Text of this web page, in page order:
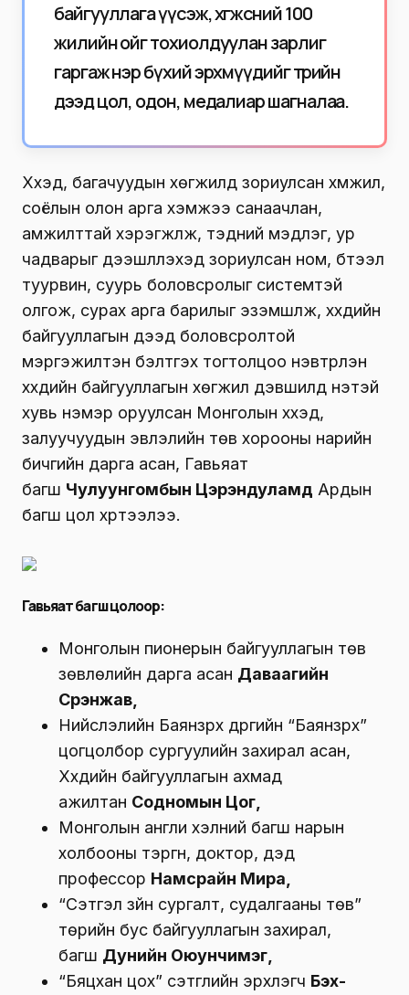
байгууллага үүсэж, хөгжсөний 100
жилийн ойг тохиолдуулан зарлиг
гаргаж нэр бүхий эрхмүүдийг төрийн
дээд цол, одон, медалиар шагналаа.
Хүүхэд, багачуудын хөгжилд зориулсан хүмүүжил,
соёлын олон арга хэмжээ санаачлан,
амжилттай хэрэгжүүлж, тэдний мэдлэг, ур
чадварыг дээшлүүлэхэд зориулсан ном, бүтээл
туурвин, суурь боловсролыг системтэй
олгож, сурах арга барилыг эзэмшүүлж, хүүхдийн
байгууллагын дээд боловсролтой
мэргэжилтэн бэлтгэх тогтолцоо нэвтрүүлэн
хүүхдийн байгууллагын хөгжил дэвшилд үнэтэй
хувь нэмэр оруулсан Монголын хүүхэд,
залуучуудын эвлэлийн төв хорооны нарийн
бичгийн дарга асан, Гавьяат
багш Чулуунгомбын Цэрэндуламд Ардын
багш цол хүртээлээ.
Гавьяат багш цолоор:
Монголын пионерын байгууллагын төв
зөвлөлийн дарга асан Даваагийн
Сүрэнжав
Нийслэлийн Баянзүрх дүүргийн “Баянзүрх”
цогцолбор сургуулийн захирал асан,
Хүүхдийн байгууллагын ахмад
ажилтан Содномын Цог,
Монголын англи хэлний багш нарын
холбооны тэргүүн, доктор, дэд
профессор Намсрайн Мира,
“Сэтгэл зүйн сургалт, судалгааны төв”
төрийн бус байгууллагын захирал,
багш Дунийн Оюунчимэг,
“Бяцхан цох” сэтгүүлийн эрхлэгч Бэх-